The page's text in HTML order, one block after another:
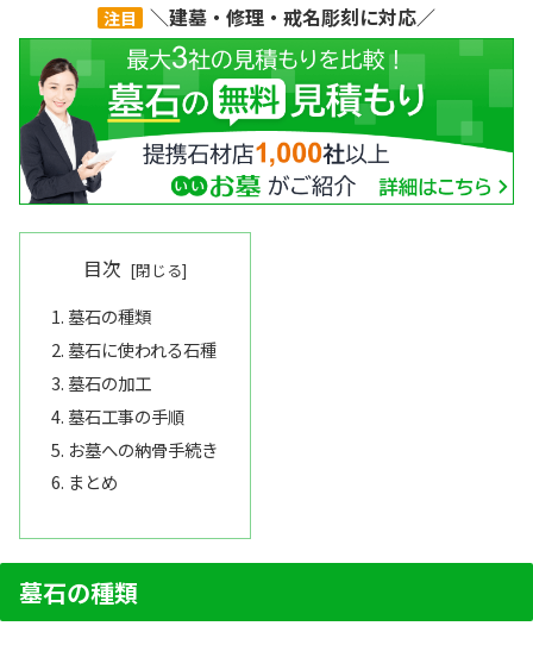
注目 ＼建墓・修理・戒名彫刻に対応／
目次
墓石の種類
墓石に使われる石種
墓石の加工
墓石工事の手順
お墓への納骨手続き
まとめ
墓石の種類